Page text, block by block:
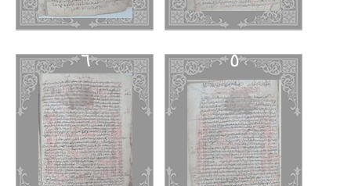
٥ ٦